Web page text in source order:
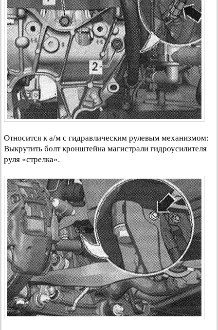
Относится к а/м с гидравлическим рулевым механизмом:
Выкрутить болт кронштейна магистрали гидроусилителя
руля «стрелка».